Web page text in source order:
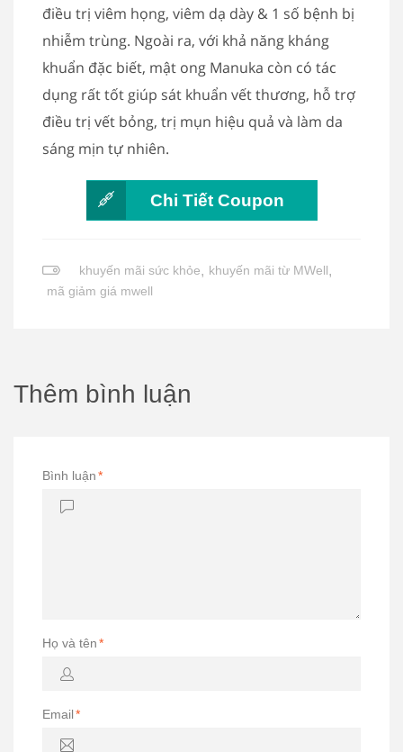
điều trị viêm họng, viêm dạ dày & 1 số bệnh bị
nhiễm trùng. Ngoài ra, với khả năng kháng
khuẩn đặc biết, mật ong Manuka còn có tác
dụng rất tốt giúp sát khuẩn vết thương, hỗ trợ
điều trị vết bỏng, trị mụn hiệu quả và làm da
sáng mịn tự nhiên.
Chi Tiết Coupon
khuyến mãi sức khỏe, khuyến mãi từ MWell,
mã giảm giá mwell
Thêm bình luận
Bình luận*
Họ và tên*
Email*